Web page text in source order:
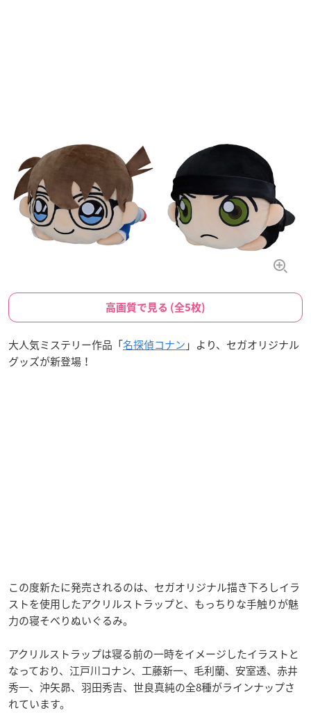
高画質で見る (全5枚)
大人気ミステリー作品「名探偵コナン 」より、セガオリジナル
グッズが新登場！
この度新たに発売されるのは、セガオリジナル描き下ろしイラ
ストを使用したアクリルストラップと、もっちりな手触りが魅
力の寝そべりぬいぐるみ。
アクリルストラップは寝る前の一時をイメージしたイラストと
なっており、江戸川コナン、工藤新一、毛利蘭、安室透、赤井
秀一、沖矢昴、羽田秀吉、世良真純の全8種がラインナップさ
れています。